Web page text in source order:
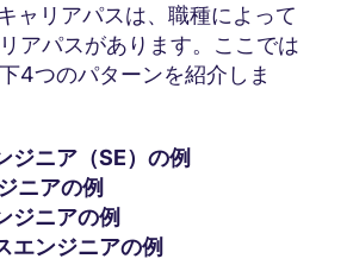
ャリアパスは、職種によって
アパスがあります。ここでは
4つのパターンを紹介しま
ジニア（SE）の例
ニアの例
ジニアの例
エンジニアの例